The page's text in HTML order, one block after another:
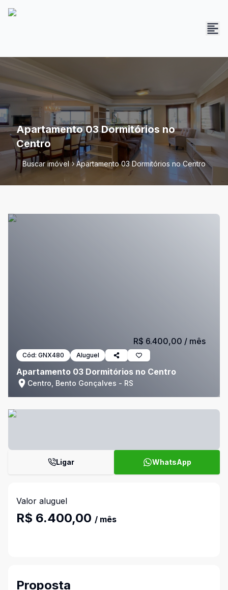
Apartamento 03 Dormitórios no
Centro
Buscar imóvel Apartamento 03 Dormitórios no Centro
Cód: GNX480 Aluguel
Apartamento 03 Dormitórios no Centro
Centro, Bento Gonçalves - RS
R$ 6.400,00 / mês
Ligar WhatsApp
Valor aluguel
R$ 6.400,00 / mês
Proposta